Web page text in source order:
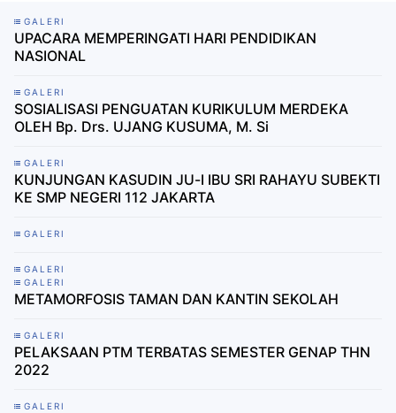
GALERI
UPACARA MEMPERINGATI HARI PENDIDIKAN
NASIONAL
GALERI
SOSIALISASI PENGUATAN KURIKULUM MERDEKA
OLEH Bp. Drs. UJANG KUSUMA, M. Si
GALERI
KUNJUNGAN KASUDIN JU-I IBU SRI RAHAYU SUBEKTI
KE SMP NEGERI 112 JAKARTA
GALERI
GALERI
GALERI
METAMORFOSIS TAMAN DAN KANTIN SEKOLAH
GALERI
PELAKSAAN PTM TERBATAS SEMESTER GENAP THN
2022
GALERI